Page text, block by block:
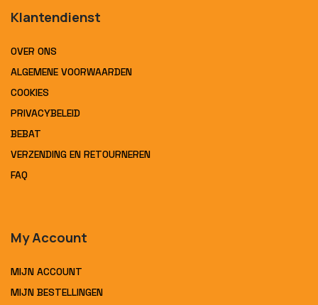
Klantendienst
OVER ONS
ALGEMENE VOORWAARDEN
COOKIES
PRIVACYBELEID
BEBAT
VERZENDING EN RETOURNEREN
FAQ
My Account
MIJN ACCOUNT
MIJN BESTELLINGEN